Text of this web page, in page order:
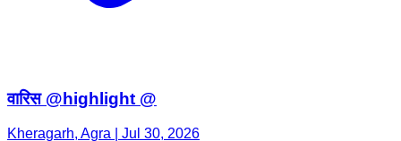
वारिस @highlight @
Kheragarh, Agra | Jul 30, 2026